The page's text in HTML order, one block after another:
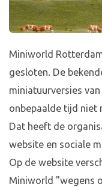
Miniworld
gesloten. De
miniatuurversies
onbepaalde tijd niet
Dat heeft de
website en sociale
Op de website
Miniworld "wegens